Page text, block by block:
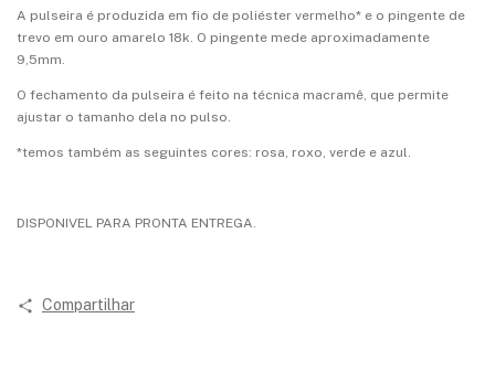
A pulseira é produzida em fio de poliéster vermelho* e o pingente de
trevo em ouro amarelo 18k. O pingente mede aproximadamente
9,5mm.
O fechamento da pulseira é feito na técnica macramê, que permite
ajustar o tamanho dela no pulso.
*temos também as seguintes cores: rosa, roxo, verde e azul.
DISPONIVEL PARA PRONTA ENTREGA.
Compartilhar